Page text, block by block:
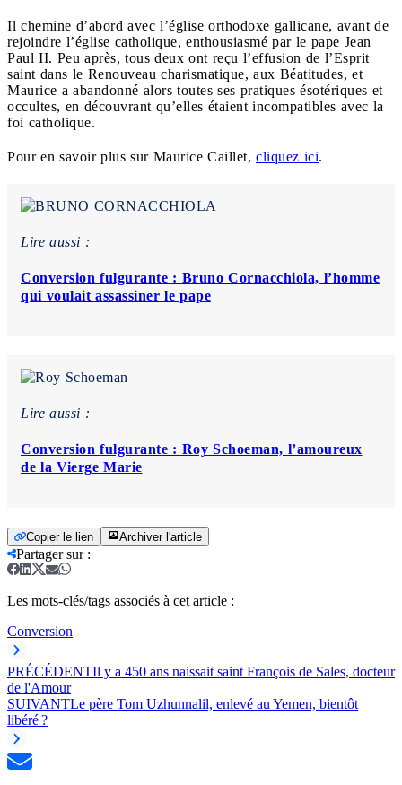
Il chemine d’abord avec l’église orthodoxe gallicane, avant de
rejoindre l’église catholique, enthousiasmé par le pape Jean
Paul II. Peu après, tous deux ont reçu l’effusion de l’Esprit
saint dans le Renouveau charismatique, aux Béatitudes, et
Maurice a abandonné alors toutes ses pratiques ésotériques et
occultes, en découvrant qu’elles étaient incompatibles avec la
foi catholique.
Pour en savoir plus sur Maurice Caillet, cliquez ici.
Lire aussi :
Conversion fulgurante : Bruno Cornacchiola, l’homme
qui voulait assassiner le pape
Lire aussi :
Conversion fulgurante : Roy Schoeman, l’amoureux
de la Vierge Marie
Copier le lien Archiver l'article
Partager sur:
Les mots-clés/tags associés à cet article :
Conversion
PRÉCÉDENTIl y a 450 ans naissait saint François de Sales, docteur
de l'Amour
SUIVANTLe père Tom Uzhunnalil, enlevé au Yemen, bientôt
libéré ?